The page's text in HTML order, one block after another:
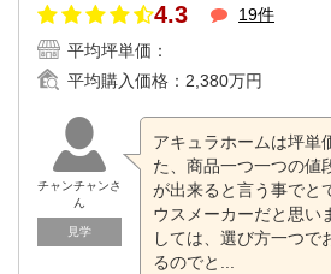
4.3
19件
平均坪単価：
平均購入価格： 2,380万円
チャンチャンさ
ん
見学
アキュラホームは坪単
た、商品一つ一つの値
が出来ると言う事でと
ウスメーカーだと思い
しては、選び方一つで
るのでと...